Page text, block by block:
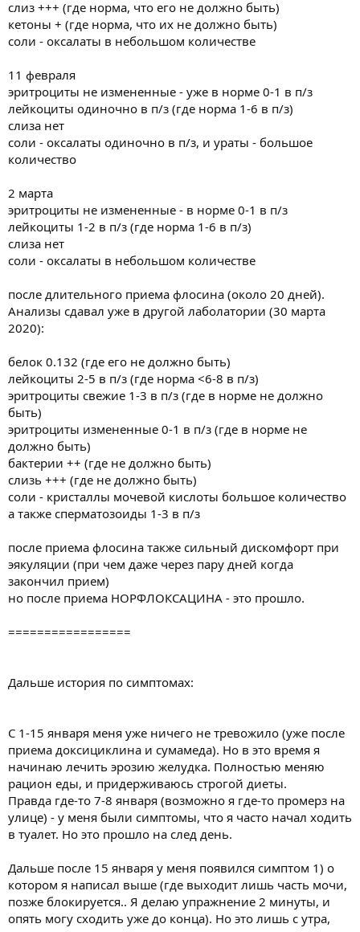
слиз +++ (где норма, что его не должно быть)
кетоны + (где норма, что их не должно быть)
соли - оксалаты в небольшом количестве
11 февраля
эритроциты не измененные - уже в норме 0-1 в п/з
лейкоциты одиночно в п/з (где норма 1-6 в п/з)
слиза нет
соли - оксалаты одиночно в п/з, и ураты - большое
количество
2 марта
эритроциты не измененные - в норме 0-1 в п/з
лейкоциты 1-2 в п/з (где норма 1-6 в п/з)
слиза нет
соли - оксалаты в небольшом количестве
после длительного приема флосина (около 20 дней).
Анализы сдавал уже в другой лаболатории (30 марта
2020):
белок 0.132 (где его не должно быть)
лейкоциты 2-5 в п/з (где норма <6-8 в п/з)
эритроциты свежие 1-3 в п/з (где в норме не должно
быть)
эритроциты измененные 0-1 в п/з (где в норме не
должно быть)
бактерии ++ (где не должно быть)
слизь +++ (где не должно быть)
соли - кристаллы мочевой кислоты большое количество
а также сперматозоиды 1-3 в п/з
после приема флосина также сильный дискомфорт при
эякуляции (при чем даже через пару дней когда
закончил прием)
но после приема НОРФЛОКСАЦИНА - это прошло.
=================
Дальше история по симптомах:
С 1-15 января меня уже ничего не тревожило (уже после
приема доксициклина и сумамеда). Но в это время я
начинаю лечить эрозию желудка. Полностью меняю
рацион еды, и придерживаюсь строгой диеты.
Правда где-то 7-8 января (возможно я где-то промерз на
улице) - у меня были симптомы, что я часто начал ходить
в туалет. Но это прошло на след день.
Дальше после 15 января у меня появился симптом 1) о
котором я написал выше (где выходит лишь часть мочи,
позже блокируется.. Я делаю упражнение 2 минуты, и
опять могу сходить уже до конца). Но это лишь с утра,